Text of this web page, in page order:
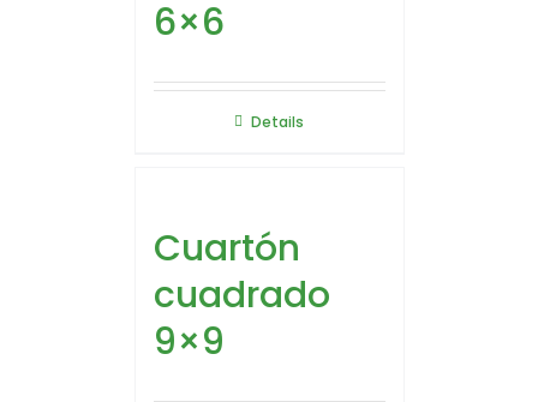
6×6
Details
Cuartón
cuadrado
9×9